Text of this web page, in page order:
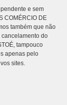
e sem
COMÉRCIO DE
também que não
do
tampouco
apenas pelo
sites.